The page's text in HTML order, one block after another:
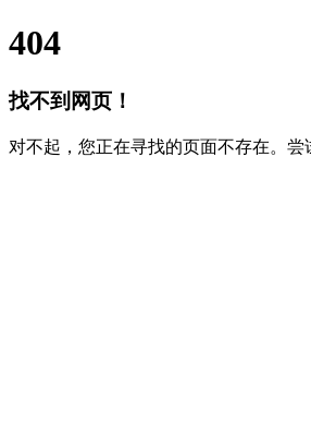
404
找不到网页！
对不起，您正在寻找的页面不存在。